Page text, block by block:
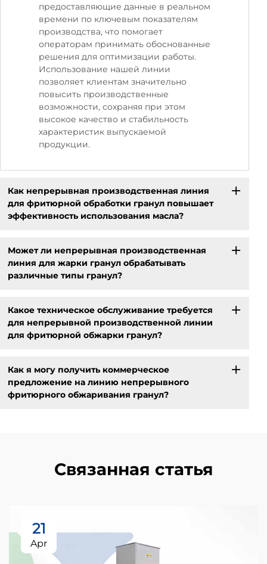
предоставляющие данные в реальном
времени по ключевым показателям
производства, что помогает
операторам принимать обоснованные
решения для оптимизации работы.
Использование нашей линии
позволяет клиентам значительно
повысить производственные
возможности, сохраняя при этом
высокое качество и стабильность
характеристик выпускаемой
продукции.
Как непрерывная производственная линия
для фритюрной обработки гранул повышает
эффективность использования масла?
Может ли непрерывная производственная
линия для жарки гранул обрабатывать
различные типы гранул?
Какое техническое обслуживание требуется
для непрерывной производственной линии
для фритюрной обжарки гранул?
Как я могу получить коммерческое
предложение на линию непрерывного
фритюрного обжаривания гранул?
Связанная статья
21
Apr